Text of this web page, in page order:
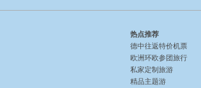
热点推荐
德中往返特价机票
欧洲环欧参团旅行
私家定制旅游
精品主题游